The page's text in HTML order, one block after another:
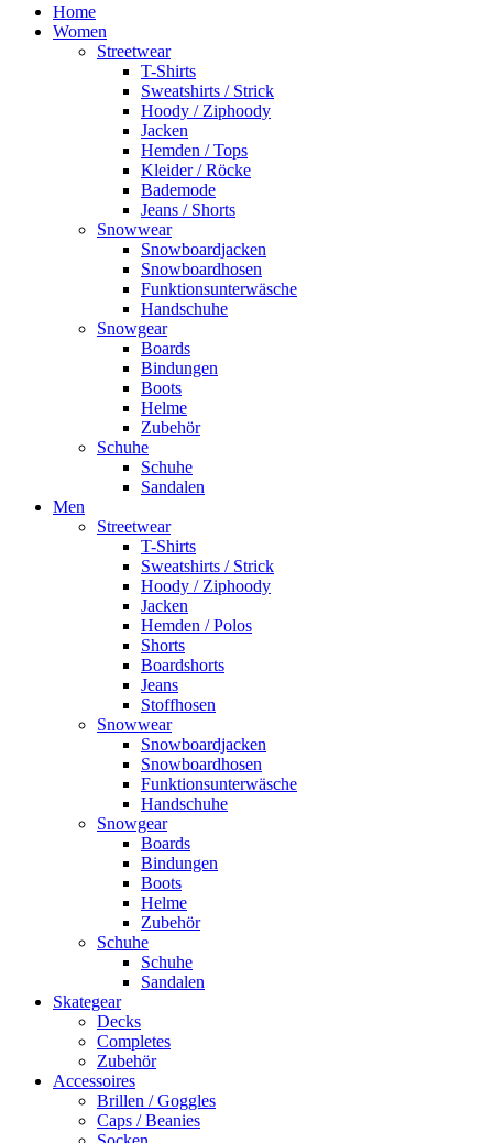
Home
Women
Streetwear
T-Shirts
Sweatshirts / Strick
Hoody / Ziphoody
Jacken
Hemden / Tops
Kleider / Röcke
Bademode
Jeans / Shorts
Snowwear
Snowboardjacken
Snowboardhosen
Funktionsunterwäsche
Handschuhe
Snowgear
Boards
Bindungen
Boots
Helme
Zubehör
Schuhe
Schuhe
Sandalen
Men
Streetwear
T-Shirts
Sweatshirts / Strick
Hoody / Ziphoody
Jacken
Hemden / Polos
Shorts
Boardshorts
Jeans
Stoffhosen
Snowwear
Snowboardjacken
Snowboardhosen
Funktionsunterwäsche
Handschuhe
Snowgear
Boards
Bindungen
Boots
Helme
Zubehör
Schuhe
Schuhe
Sandalen
Skategear
Decks
Completes
Zubehör
Accessoires
Brillen / Goggles
Caps / Beanies